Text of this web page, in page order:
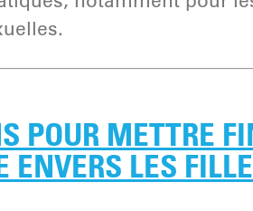
POUR METTRE
ENVERS LES